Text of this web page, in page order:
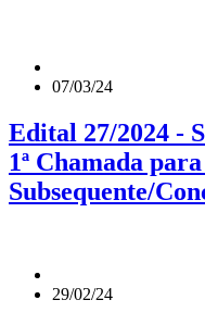
07/03/24
Edital 27/2024 -
1ª Chamada
Subsequente/
29/02/24